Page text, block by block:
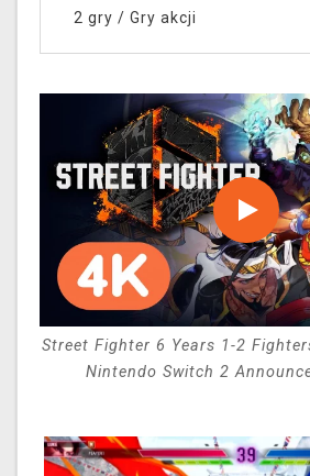
2 gry / Gry akcji
Street Fighter 6 Years 1-2
Nintendo Switch 2